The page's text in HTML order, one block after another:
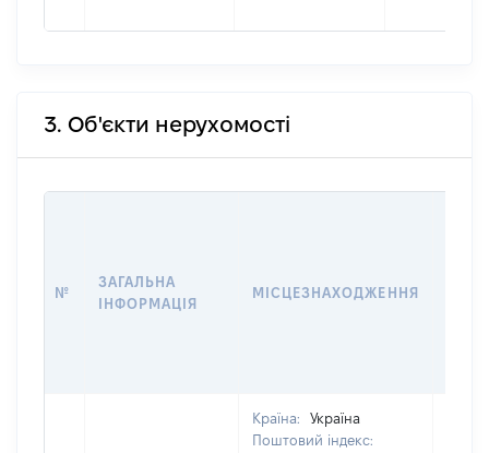
3. Об'єкти нерухомості
№
ЗАГАЛЬНА
ІНФОРМАЦІЯ
МІСЦЕЗНАХОДЖЕННЯ
Країна:
Україна
Поштовий індекс: